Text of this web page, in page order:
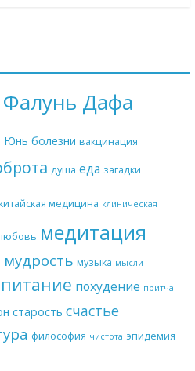
Фалунь Дафа
Юнь болезни вакцинация
душа еда загадки
медицина клиническая
медитация
мудрость музыка мысли
питание похудение притча
старость счастье
философия чистота эпидемия